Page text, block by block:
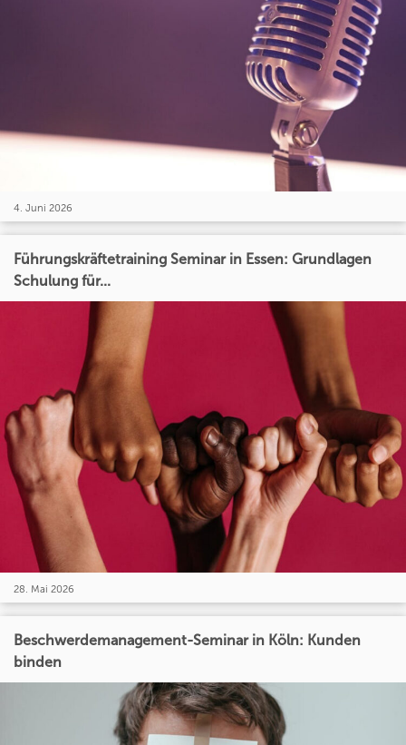
4. Juni 2026
Führungskräftetraining Seminar in Essen: Grundlagen
Schulung für...
28. Mai 2026
Beschwerdemanagement-Seminar in Köln: Kunden
binden